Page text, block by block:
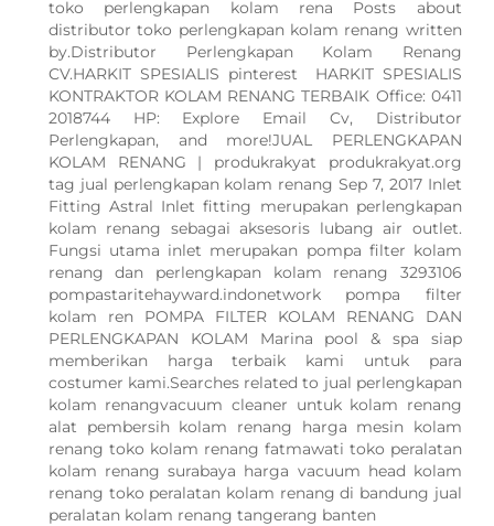
toko perlengkapan kolam rena Posts about
distributor toko perlengkapan kolam renang written
by.Distributor Perlengkapan Kolam Renang
CV.HARKIT SPESIALIS pinterest HARKIT SPESIALIS
KONTRAKTOR KOLAM RENANG TERBAIK Office: 0411
2018744 HP: Explore Email Cv, Distributor
Perlengkapan, and more!JUAL PERLENGKAPAN
KOLAM RENANG | produkrakyat produkrakyat.org
tag jual perlengkapan kolam renang Sep 7, 2017 Inlet
Fitting Astral Inlet fitting merupakan perlengkapan
kolam renang sebagai aksesoris lubang air outlet.
Fungsi utama inlet merupakan pompa filter kolam
renang dan perlengkapan kolam renang 3293106
pompastaritehayward.indonetwork pompa filter
kolam ren POMPA FILTER KOLAM RENANG DAN
PERLENGKAPAN KOLAM Marina pool & spa siap
memberikan harga terbaik kami untuk para
costumer kami.Searches related to jual perlengkapan
kolam renangvacuum cleaner untuk kolam renang
alat pembersih kolam renang harga mesin kolam
renang toko kolam renang fatmawati toko peralatan
kolam renang surabaya harga vacuum head kolam
renang toko peralatan kolam renang di bandung jual
peralatan kolam renang tangerang banten